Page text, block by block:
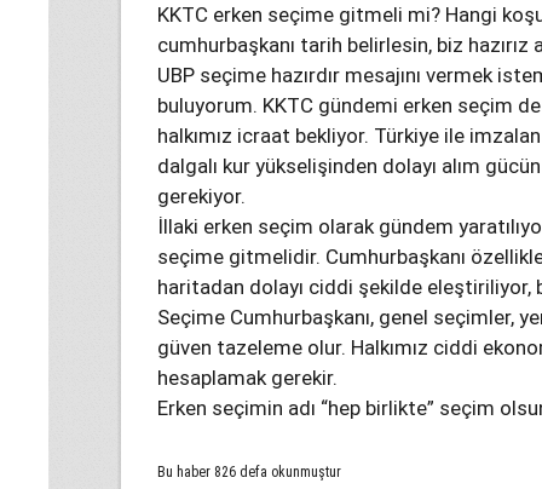
KKTC erken seçime gitmeli mi? Hangi
cumhurbaşkanı tarih belirlesin, biz hazırız
UBP seçime hazırdır mesajını vermek
buluyorum. KKTC gündemi erken seçim
halkımız icraat bekliyor. Türkiye ile
dalgalı kur yükselişinden dolayı alım
gerekiyor.
İllaki erken seçim olarak gündem
seçime gitmelidir. Cumhurbaşkanı
haritadan dolayı ciddi şekilde eleştiriliyor,
Seçime Cumhurbaşkanı, genel seçimler,
güven tazeleme olur. Halkımız ciddi
hesaplamak gerekir.
Erken seçimin adı “hep birlikte” seçim
Bu haber 826 defa okunmuştur